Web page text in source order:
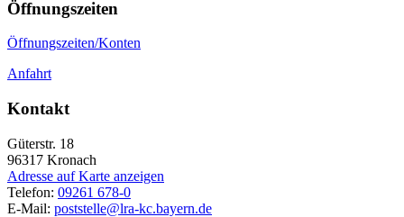
Öffnungszeiten
Öffnungszeiten/Konten
Anfahrt
Kontakt
Güterstr. 18
96317 Kronach
Adresse auf Karte anzeigen
Telefon: 09261 678-0
E-Mail: poststelle@lra-kc.bayern.de